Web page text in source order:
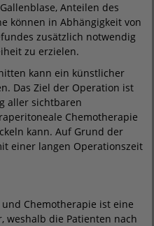
Anteilen des
können in Abhängigkeit von
zusätzlich notwendig
zu erzielen.
kann ein künstlicher
Das Ziel der Operation ist
aller sichtbaren
Chemotherapie
kann. Auf Grund der
einer langen Operationszeit
Chemotherapie ist eine
weshalb die Patienten nach